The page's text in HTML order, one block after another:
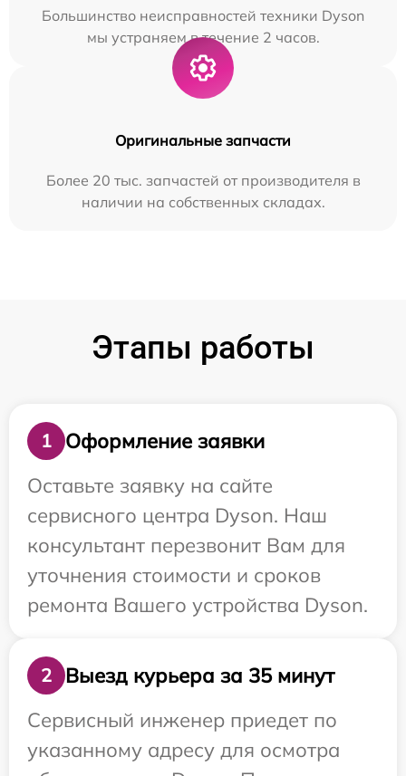
Большинство неисправностей техники Dyson
мы устраняем в течение 2 часов.
Оригинальные запчасти
Более 20 тыс. запчастей от производителя в
наличии на собственных складах.
Этапы работы
1
Оформление заявки
Оставьте заявку на сайте
сервисного центра Dyson. Наш
консультант перезвонит Вам для
уточнения стоимости и сроков
ремонта Вашего устройства Dyson.
2
Выезд курьера за 35 минут
Сервисный инженер приедет по
указанному адресу для осмотра